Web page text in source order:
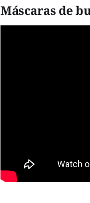
Máscaras de